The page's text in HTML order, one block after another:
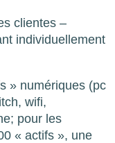
clientes –
individuellement
» numériques (pc
wifi,
pour les
« actifs », une